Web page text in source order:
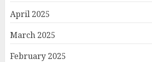
April 2025
March 2025
February 2025